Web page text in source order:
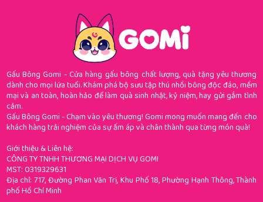
Gấu Bông Gomi - Cửa hàng gấu bông chất lượng, quà tặng yêu thương
dành cho mọi lứa tuổi. Khám phá bộ sưu tập thú nhồi bông độc đáo, mềm
mại và an toàn, hoàn hảo để làm quà sinh nhật, kỷ niệm, hay gửi gắm tình
cảm.
Gấu Bông Gomi - Chạm vào yêu thương! Gomi mong muốn mang đến cho
khách hàng trải nghiệm của sự ấm áp và chân thành qua từng món quà!
Giới thiệu & Liên hệ:
CÔNG TY TNHH THƯƠNG MẠI DỊCH VỤ GOMI
MST: 0319329631
Địa chỉ: 717, Đường Phan Văn Trị, Khu Phố 18, Phường Hạnh Thông, Thành
phố Hồ Chí Minh